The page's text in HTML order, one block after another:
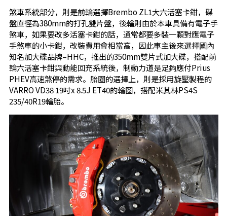
煞車系統部分，則是前輪選擇Brembo ZL1大六活塞卡鉗，碟
盤直徑為380mm的打孔雙片盤，後輪則由於本車具備有電子手
煞車，如果要改多活塞卡鉗的話，通常都要多裝一顆對應電子
手煞車的小卡鉗，改裝費用會相當高，因此車主後來選擇國內
知名加大碟品牌–HHC，推出的350mm雙片式加大碟，搭配前
輪六活塞卡鉗與動能回充系統後，制動力道是足夠應付Prius
PHEV高速煞停的需求。胎圈的選擇上，則是採用旋壓製程的
VARRO VD38 19吋x 8.5J ET40的輪圈，搭配米其林PS4S
235/40R19輪胎。